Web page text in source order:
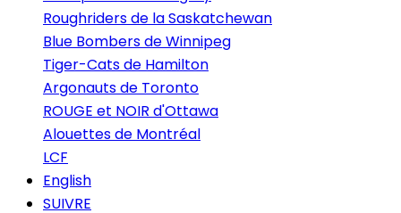
Roughriders de la Saskatchewan
Blue Bombers de Winnipeg
Tiger-Cats de Hamilton
Argonauts de Toronto
ROUGE et NOIR d'Ottawa
Alouettes de Montréal
LCF
English
SUIVRE